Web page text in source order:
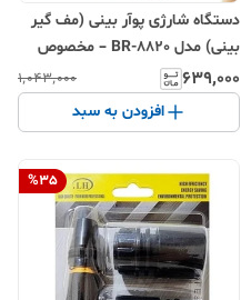
دستگاه شارژی پوآر بینی (مف گیر
بینی) مدل BR-8820 – مخصوص
کودکان و نوزادان
۶۳۹٬۰۰۰ ۱٬۰۴۳٬۰۰۰
افزودن به سبد
%35